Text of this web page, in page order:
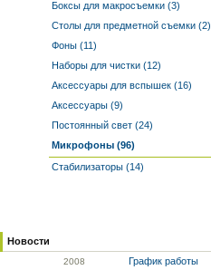
Боксы для макросъемки (3)
Столы для предметной съемки (2)
Фоны (11)
Наборы для чистки (12)
Аксессуары для вспышек (16)
Аксессуары (9)
Постоянный свет (24)
Микрофоны (96)
Стабилизаторы (14)
Новости
2008 График работы